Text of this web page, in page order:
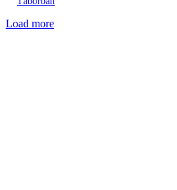
Load more